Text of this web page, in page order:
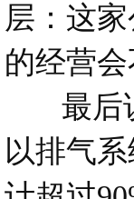
层：这
的经营
最后说
以排气